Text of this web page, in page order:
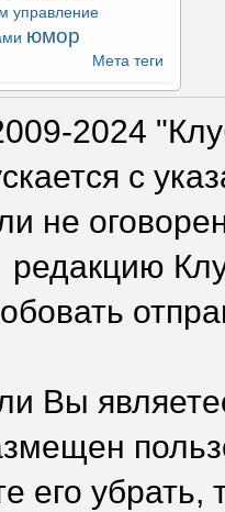
управление
юмор
Мета теги
2024
с
не
редакцию
Вы
его убрать,